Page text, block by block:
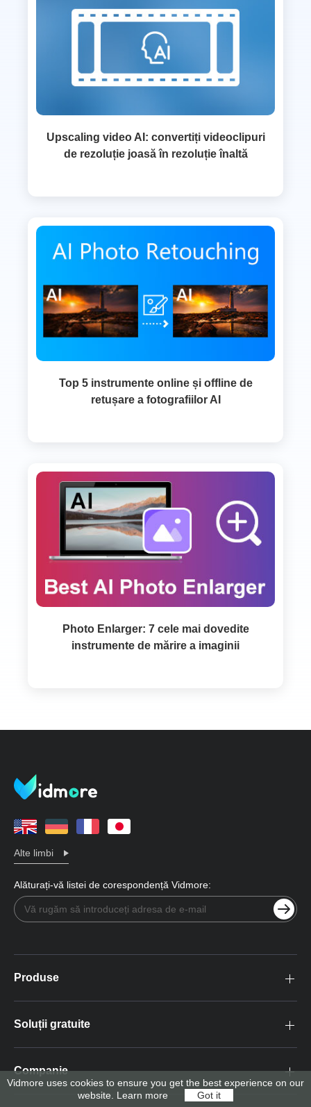
Upscaling video AI: convertiți videoclipuri
de rezoluție joasă în rezoluție înaltă
Top 5 instrumente online și offline de
retușare a fotografiilor AI
Photo Enlarger: 7 cele mai dovedite
instrumente de mărire a imaginii
Alte limbi
Alăturați-vă listei de corespondență Vidmore:
Produse
Soluții gratuite
Companie
Vidmore uses cookies to ensure you get the best experience on our
website. Learn more Got it